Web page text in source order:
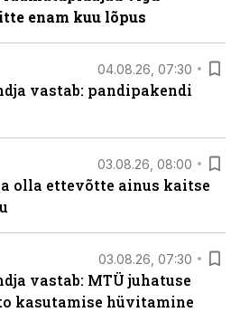
enam kuu lõpus
04.08.26, 07:30
vastab: pandipakendi
03.08.26, 08:00
olla ettevõtte ainus kaitse
03.08.26, 07:30
vastab: MTÜ juhatuse
kasutamise hüvitamine